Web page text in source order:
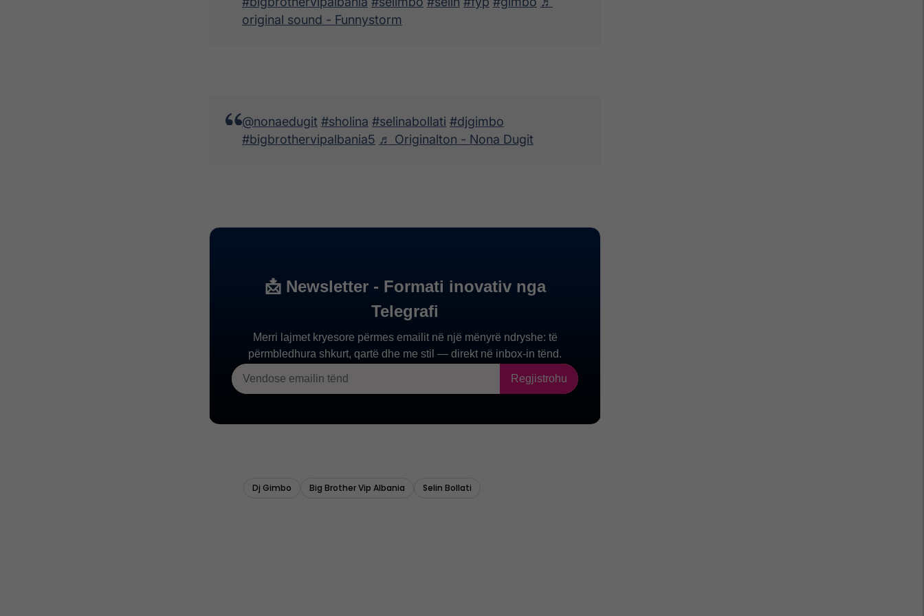
original sound - Funnystorm
@nonaedugit #sholina #selinabollati #djgimbo
#bigbrothervipalbania5 ♬ Originalton - Nona Dugit